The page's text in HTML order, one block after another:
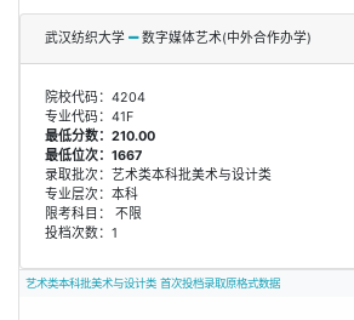
武汉纺织大学 数字媒体艺术(中外合作办学)
院校代码：4204
专业代码：41F
最低分数：210.00
最低位次：1667
录取批次：艺术类本科批美术与设计类
专业层次：本科
限考科目： 不限
投档次数：1
艺术类本科批美术与设计类 首次投档录取原格式数据